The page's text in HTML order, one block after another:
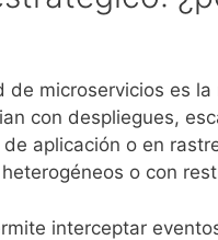
de microservicios es
con despliegues,
aplicación o en
o con
interceptar